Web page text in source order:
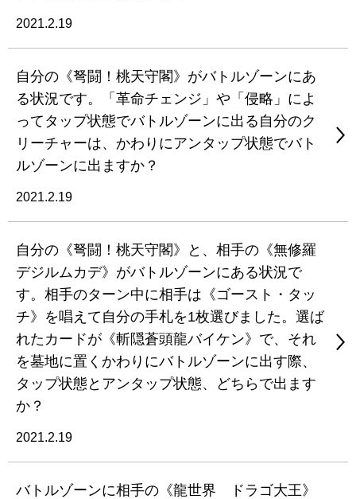
2021.2.19
自分の《弩闘！桃天守閣》がバトルゾーンにあ
る状況です。「革命チェンジ」や「侵略」によ
ってタップ状態でバトルゾーンに出る自分のク
リーチャーは、かわりにアンタップ状態でバト
ルゾーンに出ますか？
2021.2.19
自分の《弩闘！桃天守閣》と、相手の《無修羅
デジルムカデ》がバトルゾーンにある状況で
す。相手のターン中に相手は《ゴースト・タッ
チ》を唱えて自分の手札を1枚選びました。選ば
れたカードが《斬隠蒼頭龍バイケン》で、それ
を墓地に置くかわりにバトルゾーンに出す際、
タップ状態とアンタップ状態、どちらで出ます
か？
2021.2.19
バトルゾーンに相手の《龍世界 ドラゴ大王》